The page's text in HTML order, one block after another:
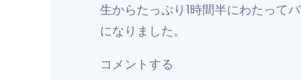
生からたっぷり1時間半にわたって
になりました。
コメントする